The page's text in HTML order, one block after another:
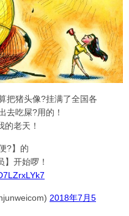
把猪头像?挂满了全国各
去吃屎?用的！
的老天！
?】的
】开始啰！
2018年7月5